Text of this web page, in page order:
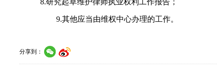
8.研究起草维护律师执业权利工作报告；
9.其他应当由维权中心办理的工作。
分享到：